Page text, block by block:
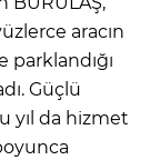
aracın
parklandığı
Güçlü
yıl da hizmet